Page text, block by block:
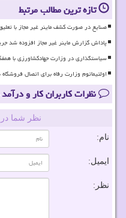
تازه ترین مطالب مرتبط
صنایع در صورت کشف ماینر غیر مجاز با
پاداش گزارش ماینر غیر مجاز افزوده شد
سیاستگذاری در وزارت جهادکشاورزی با
اولتیماتوم وزارت رفاه برای اتصال
نظرات کاربران کار و
نظر شما
نام:
ایمیل:
نظر: